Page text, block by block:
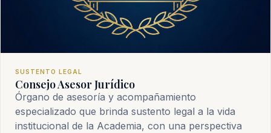
SUSTENTO LEGAL
Consejo Asesor Jurídico
Órgano de asesoría y acompañamiento
especializado que brinda sustento legal a la vida
institucional de la Academia, con una perspectiva